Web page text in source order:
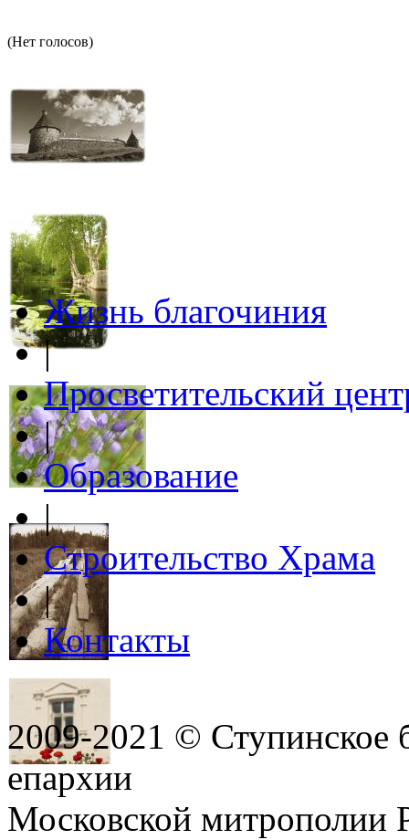
(Нет голосов)
Жизнь благочиния
|
Просветительский
|
Образование
|
Строительство Храма
|
Контакты
2009-2021 © Ступинское
епархии
Московской митрополии